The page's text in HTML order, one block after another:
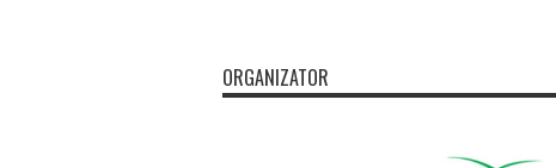
ORGANIZATOR